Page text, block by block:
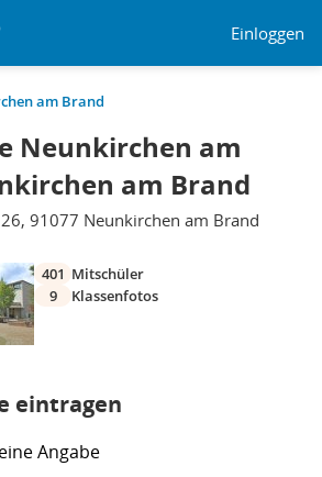
Einloggen
am Brand
Neunkirchen am
am Brand
91077 Neunkirchen am Brand
401 Mitschüler
9
Klassenfotos
eintragen
Angabe